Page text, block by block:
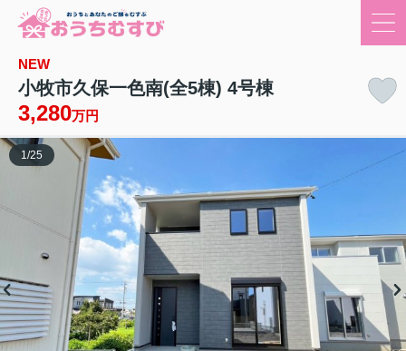
NEW
小牧市久保一色南(全5棟) 4号棟
3,280万円
1/25